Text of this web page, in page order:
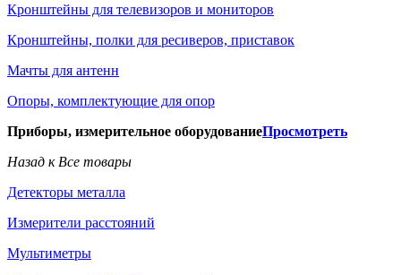
Кронштейны для телевизоров и мониторов
Кронштейны, полки для ресиверов, приставок
Мачты для антенн
Опоры, комплектующие для опор
Приборы, измерительное оборудованиеПросмотреть
Назад к Все товары
Детекторы металла
Измерители расстояний
Мультиметры